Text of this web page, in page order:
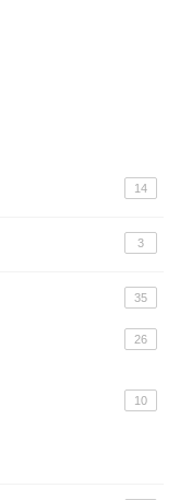
14
3
35
26
10